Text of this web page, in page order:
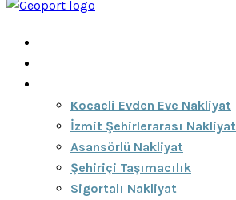
Kocaeli Evden Eve Nakliyat
İzmit Şehirlerarası Nakliyat
Asansörlü Nakliyat
Şehiriçi Taşımacılık
Sigortalı Nakliyat